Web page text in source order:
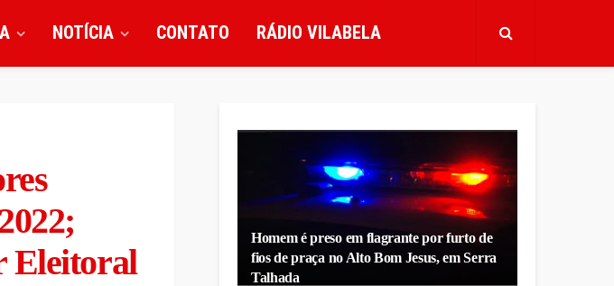
NOTÍCIA CONTATO RÁDIO VILABELA
Eleitoral
Homem é preso em flagrante por furto de
fios de praça no Alto Bom Jesus, em Serra
Talhada